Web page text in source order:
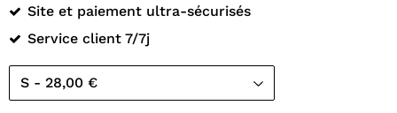
Site et paiement ultra-sécurisés
Service client 7/7j